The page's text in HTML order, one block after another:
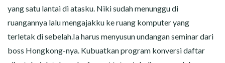
yang satu lantai di atasku. Niki sudah menunggu di
ruangannya lalu mengajakku ke ruang komputer yang
terletak di sebelah.Ia harus menyusun undangan seminar dari
boss Hongkong-nya. Kubuatkan program konversi daftar